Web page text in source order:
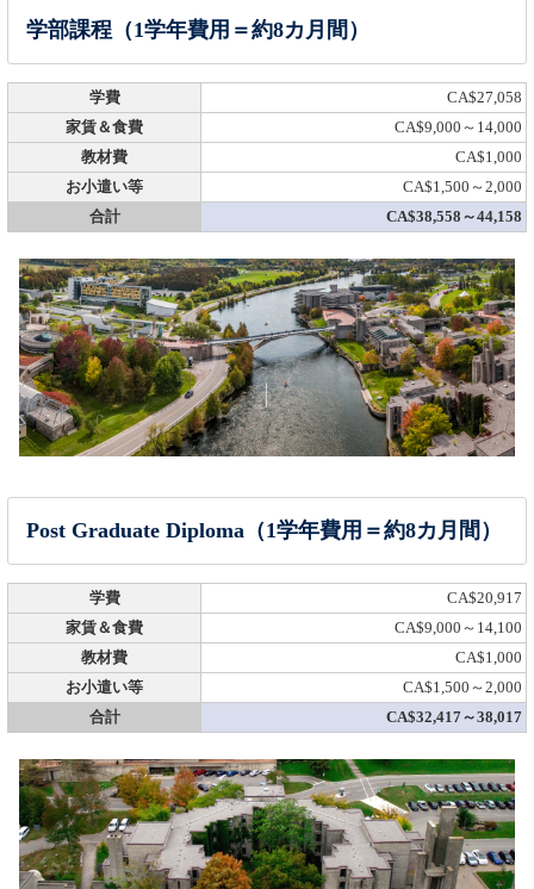
学部課程（1学年費用＝約8カ月間）
学費
CA$27,058
家賃＆食費
CA$9,000～14,000
教材費
CA$1,000
お小遣い等
CA$1,500～2,000
合計
CA$38,558～44,158
Post Graduate Diploma（1学年費用＝約8カ月間）
学費
CA$20,917
家賃＆食費
CA$9,000～14,100
教材費
CA$1,000
お小遣い等
CA$1,500～2,000
合計
CA$32,417～38,017